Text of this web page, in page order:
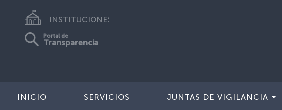
INSTITUCIONES
Portal de
Transparencia
INICIO SERVICIOS JUNTAS DE VIGILANCIA